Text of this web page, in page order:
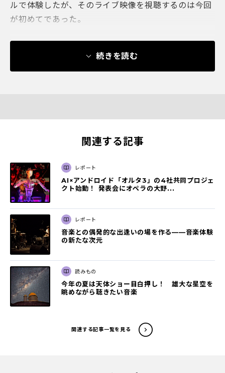
ルで体験したが、そのライブ映像を視聴するのは今回
が初めてであった。
続きを読む
関連する記事
レポート
AI×アンドロイド「オルタ3」の4社共同プロジェ
クト始動！ 発表会にオペラの大野...
レポート
音楽との偶発的な出逢いの場を作る――音楽体験
の新たな次元
読みもの
今年の夏は天体ショー目白押し！ 雄大な星空を
眺めながら聴きたい音楽
関連する記事一覧を見る